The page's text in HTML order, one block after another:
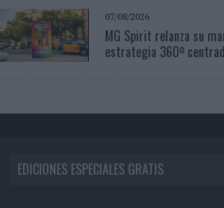
07/08/2026
MG Spirit relanza su
estrategia 360º
EDICIONES ESPECIALES GRATIS